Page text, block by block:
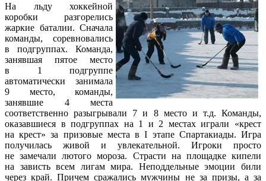
На льду хоккейной
коробки разгорелись
жаркие баталии. Сначала
команды, соревновались
в подгруппах. Команда,
занявшая пятое место
в 1 подгруппе
автоматически занимала
9 место, команды,
занявшие 4 места
соответственно разыгрывали 7 и 8 место и т.д. Команды,
оказавшиеся в подгруппах на 1 и 2 местах играли «крест
на крест» за призовые места в I этапе Спартакиады. Игра
получилась живой и увлекательной. Игроки просто
не замечали лютого мороза. Страсти на площадке кипели
на зависть всем лигам мира. Неподдельные эмоции били
через край. Причем сражались мужчины не за призы, а за